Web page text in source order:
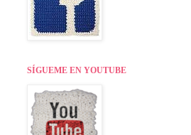
SÍGUEME EN YOUTUBE